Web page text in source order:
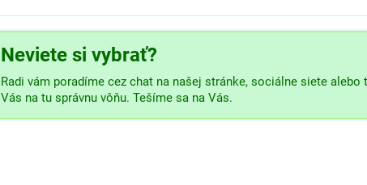
Neviete si vybrať?
Radi vám poradíme cez chat na našej stránke, sociálne siete
Vás na tu správnu vôňu. Tešíme sa na Vás.